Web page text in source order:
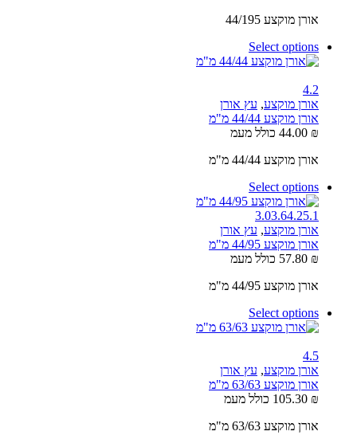
אורן מוקצע 44/195
Select options
4.2
אורן מוקצע, עץ אורן
אורן מוקצע 44/44 מ"מ
44.00 ₪
כולל מעמ
אורן מוקצע 44/44 מ"מ
Select options
3.03.64.25.1
אורן מוקצע, עץ אורן
אורן מוקצע 44/95 מ"מ
57.80 ₪
כולל מעמ
אורן מוקצע 44/95 מ"מ
Select options
4.5
אורן מוקצע, עץ אורן
אורן מוקצע 63/63 מ"מ
105.30 ₪
כולל מעמ
אורן מוקצע 63/63 מ"מ